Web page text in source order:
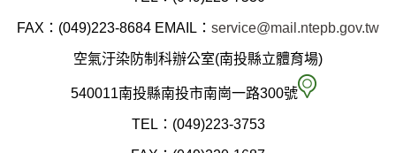
縣
FAX：(049)223-8684 EMAIL： service@mail.ntepb.gov.tw
空氣汙染防制科辦公室(南投縣立體育場)
540011南投縣南投市南崗一路300號 空
TEL：(049)223-3753